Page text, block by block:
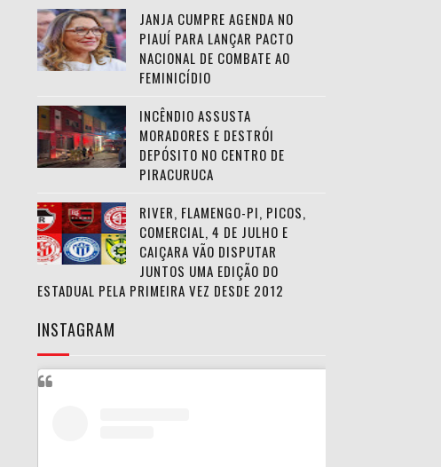
JANJA CUMPRE AGENDA NO
PIAUÍ PARA LANÇAR PACTO
NACIONAL DE COMBATE AO
FEMINICÍDIO
INCÊNDIO ASSUSTA
MORADORES E DESTRÓI
DEPÓSITO NO CENTRO DE
PIRACURUCA
RIVER, FLAMENGO-PI, PICOS,
COMERCIAL, 4 DE JULHO E
CAIÇARA VÃO DISPUTAR
JUNTOS UMA EDIÇÃO DO
ESTADUAL PELA PRIMEIRA VEZ DESDE 2012
INSTAGRAM